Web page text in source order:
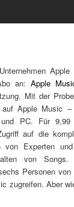
Apple
an: Apple
Mit der
Apple Music
PC. Für 9,99
auf die
von Experten
von
Personen von
zugreifen. Aber